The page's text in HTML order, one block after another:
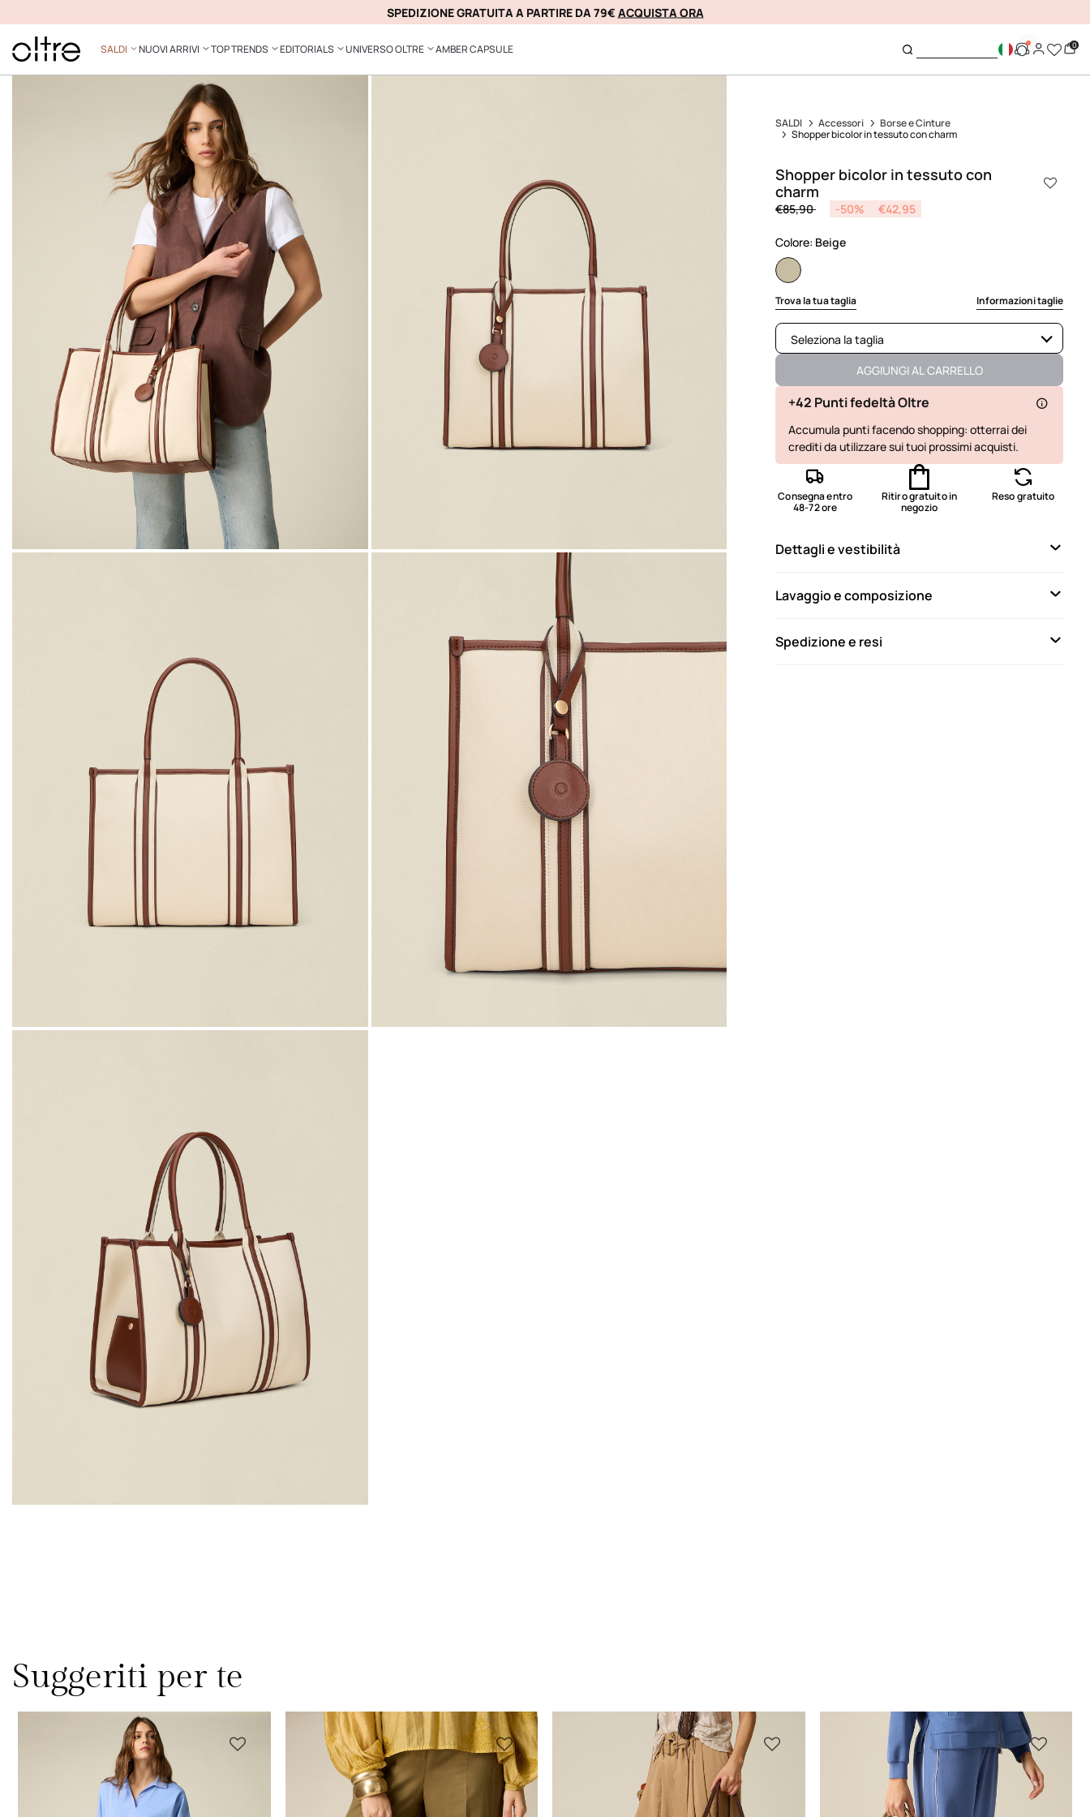
KLARNA
SPEDIZIONE GRATUITA A PARTIRE DA 79€ ACQUISTA ORA
SALDI NUOVI ARRIVI TOP TRENDS EDITORIALS UNIVERSO OLTRE AMBER CAPSULE 0
SALDI Accessori
Borse e Cinture
Shopper bicolor in tessuto con charm
Shopper bicolor in tessuto con
charm
Price reduced from
€85,90to -50% €42,95
Colore: Beige
selected
Trova la tua taglia Informazioni taglie
Seleziona la taglia
AGGIUNGI AL CARRELLO
+42 Punti fedeltà Oltre
Accumula punti facendo shopping: otterrai dei
crediti da utilizzare sui tuoi prossimi acquisti.
Consegna entro
48-72 ore
Ritiro gratuito in
negozio
Reso gratuito
Dettagli e vestibilità
Lavaggio e composizione
Spedizione e resi
Suggeriti per te